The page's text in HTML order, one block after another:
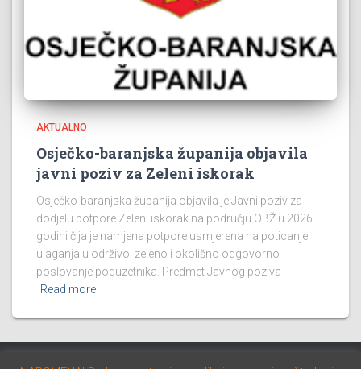
AKTUALNO
Osječko-baranjska županija objavila
javni poziv za Zeleni iskorak
Osječko-baranjska županija objavila je Javni poziv za
dodjelu potpore Zeleni iskorak na području OBŽ u 2026.
godini čija je namjena potpore usmjerena na poticanje
ulaganja u održivo, zeleno i okolišno odgovorno
poslovanje poduzetnika. Predmet Javnog poziva
Read more